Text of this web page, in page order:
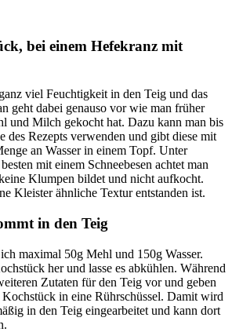
bei einem Hefekranz mit
viel Feuchtigkeit in den Teig und das
geht dabei genauso vor wie man früher
und Milch gekocht hat. Dazu kann man bis
des Rezepts verwenden und gibt diese mit
an Wasser in einem Topf. Unter
mit einem Schneebesen achtet man
Klumpen bildet und nicht aufkocht.
Kleister ähnliche Textur entstanden ist.
in den Teig
maximal 50g Mehl und 150g Wasser.
her und lasse es abkühlen. Während
Zutaten für den Teig vor und geben
Kochstück in eine Rührschüssel. Damit wird
in den Teig eingearbeitet und kann dort